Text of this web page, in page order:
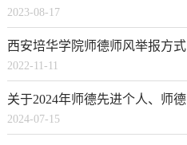
2023-08-17
西安培华学院师德师风举报方式
2022-11-11
2024-07-15